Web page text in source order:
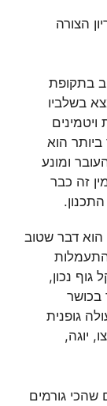
הצורה
בתקופת
בשלביו
הוא
ומונע
זה כבר
הוא דבר שטוב
התעמלות
גוף נכון,
בכושר
גופנית
יוגה,
שהכי גורמים